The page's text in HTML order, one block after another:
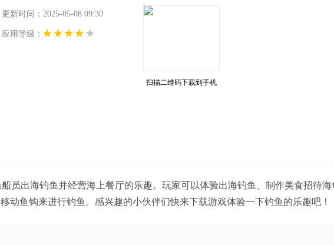
更新时间：2025-05-08 09:30
应用等级：
扫描二维码下载到手机
员出海钓鱼并经营海上餐厅的乐趣。玩家可以体验出海钓鱼、制作美食招待
鱼钩来进行钓鱼。感兴趣的小伙伴们快来下载游戏体验一下钓鱼的乐趣吧！